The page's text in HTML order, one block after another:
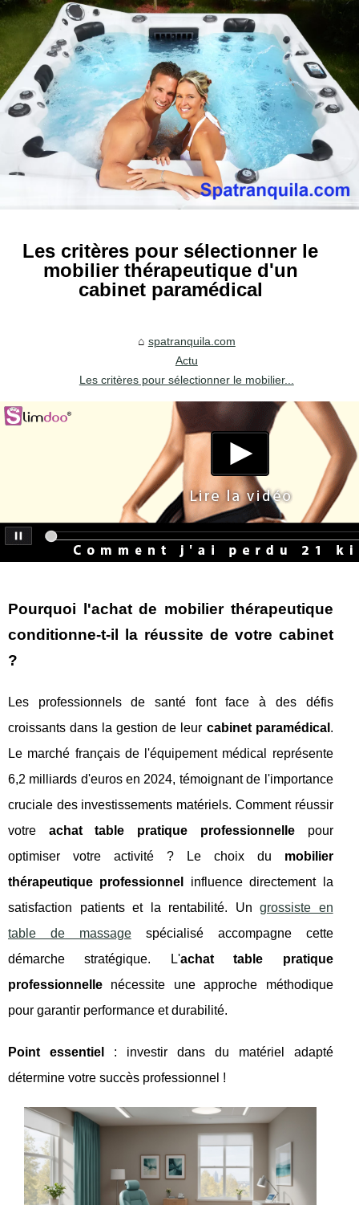
Les critères pour sélectionner le
mobilier thérapeutique d'un
cabinet paramédical
spatranquila.com
Actu
Les critères pour sélectionner le mobilier...
Pourquoi l'achat de mobilier thérapeutique
conditionne-t-il la réussite de votre cabinet
?
Les professionnels de santé font face à des défis
croissants dans la gestion de leur cabinet paramédical .
Le marché français de l'équipement médical représente
6,2 milliards d'euros en 2024, témoignant de l'importance
cruciale des investissements matériels. Comment réussir
votre achat table pratique professionnellepour
optimiser votre activité ? Le choix du mobilier
thérapeutique professionnel
influence directement la
satisfaction patients et la rentabilité. Ungrossiste en
table de massagespécialisé accompagne cette
démarche stratégique. L'achat table pratique
professionnelle nécessite une approche méthodique
pour garantir performance et durabilité.
Point essentiel
: investir dans du matériel adapté
détermine votre succès professionnel !